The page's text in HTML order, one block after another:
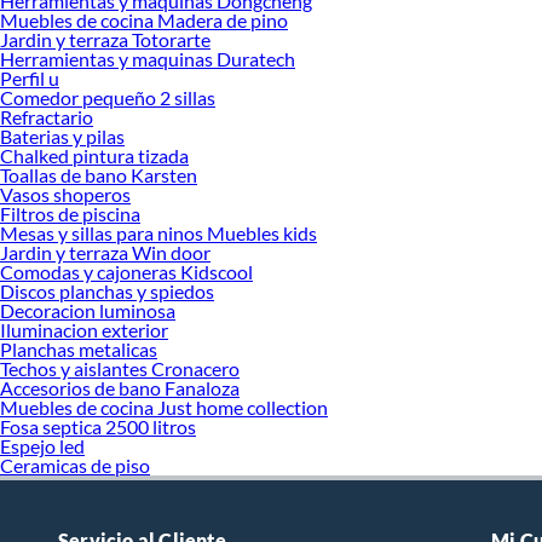
Muebles de cocina Madera de pino
Jardin y terraza Totorarte
Herramientas y maquinas Duratech
Perfil u
Comedor pequeño 2 sillas
Refractario
Baterias y pilas
Chalked pintura tizada
Toallas de bano Karsten
Vasos shoperos
Filtros de piscina
Mesas y sillas para ninos Muebles kids
Jardin y terraza Win door
Comodas y cajoneras Kidscool
Discos planchas y spiedos
Decoracion luminosa
Iluminacion exterior
Planchas metalicas
Techos y aislantes Cronacero
Accesorios de bano Fanaloza
Muebles de cocina Just home collection
Fosa septica 2500 litros
Espejo led
Ceramicas de piso